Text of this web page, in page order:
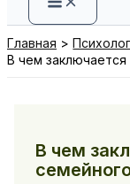
Главная
В чем заключается
В чем